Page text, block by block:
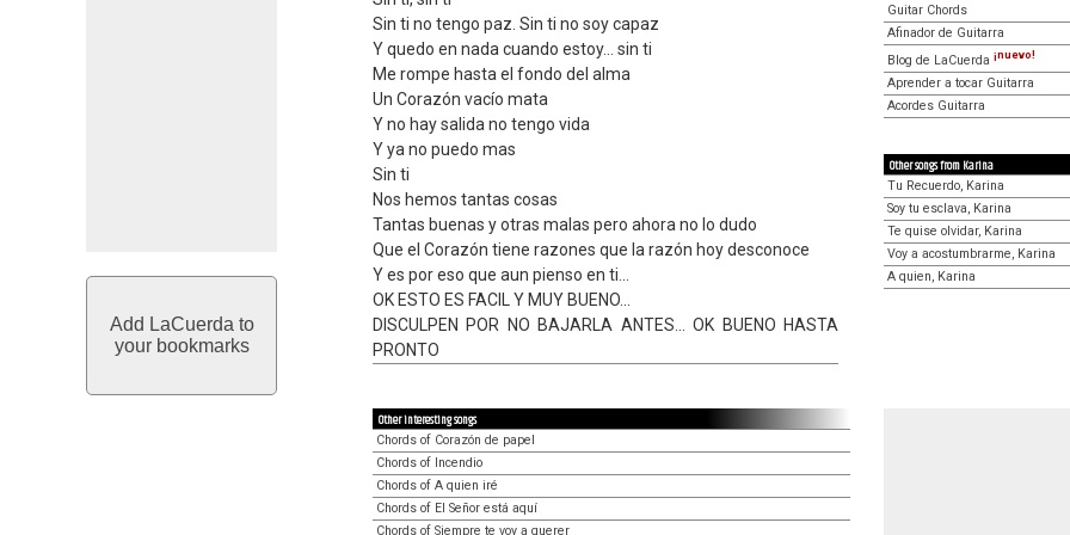
Add LaCuerda to
your bookmarks
Sin ti no tengo paz. Sin ti no soy capaz
Y quedo en nada cuando estoy... sin ti
Me rompe hasta el fondo del alma
Un Corazón vacío mata
Y no hay salida no tengo vida
Y ya no puedo mas
Sin ti
Nos hemos tantas cosas
Tantas buenas y otras malas pero ahora no lo dudo
Que el Corazón tiene razones que la razón hoy desconoce
Y es por eso que aun pienso en ti...
OK ESTO ES FACIL Y MUY BUENO...
DISCULPEN POR NO BAJARLA ANTES... OK BUENO HASTA
PRONTO
Guitar Chords
Afinador de Guitarra
Blog de LaCuerda ¡nuevo!
Aprender a tocar Guitarra
Acordes Guitarra
Other songs from Karina
Tu Recuerdo, Karina
Soy tu esclava, Karina
Te quise olvidar, Karina
Voy a acostumbrarme, Karina
A quien, Karina
Other interesting songs
Chords of Corazón de papel
Chords of Incendio
Chords of A quien iré
Chords of El Señor está aquí
Chords of Siempre te voy a querer